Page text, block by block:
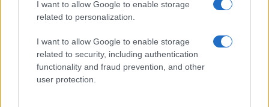
I want to allow Google to enable storage
related to personalization.
I want to allow Google to enable storage
related to security, including authentication
functionality and fraud prevention, and other
user protection.
in te blazen.
De stichting werkt samen met voormalige
rechercheurs en forensische experts om
innovatieve benaderingen te ontwikkelen voor
cold cases. Het doel is om de aandacht te